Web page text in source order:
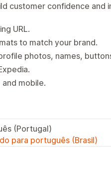
customer confidence and
URL.
to match your brand.
photos, names,
mobile.
(Portugal)
para português (Brasil)